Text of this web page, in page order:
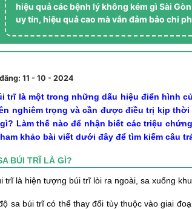
hiệu quả các bệnh lý không kém gì Sài
uy tín, hiệu quả cao mà vẫn đảm bảo chi
11 - 10 - 2024
trĩ là một trong những dấu hiệu điển hình
nghiêm trọng và cần được điều trị kịp
Làm thế nào để nhận biết các triệu
khảo bài viết dưới đây để tìm kiếm câu
BÚI TRĨ LÀ GÌ?
trĩ là hiện tượng búi trĩ lòi ra ngoài, sa xuống
sa búi trĩ có thể thay đổi tùy thuộc vào giai